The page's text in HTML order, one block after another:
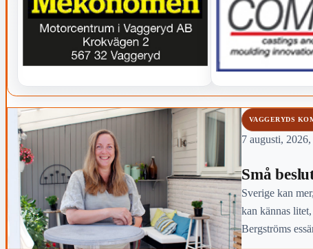
VAGGERYDS
7 augusti,
Små
Sverige kan
kan kännas
Bergströms